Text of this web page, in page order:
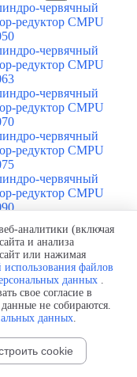
червячный
редуктор CMPU
червячный
редуктор CMPU
червячный
редуктор CMPU
червячный
редуктор CMPU
червячный
редуктор CMPU
червячные мотор-
CLP ▼
червячный
редуктор CLP
червячный
редуктор CLP
червячный
редуктор CLP
аналитики (включая
и анализа
или нажимая
файлов
данных .
свое согласие в
не собираются.
данных.
cookie